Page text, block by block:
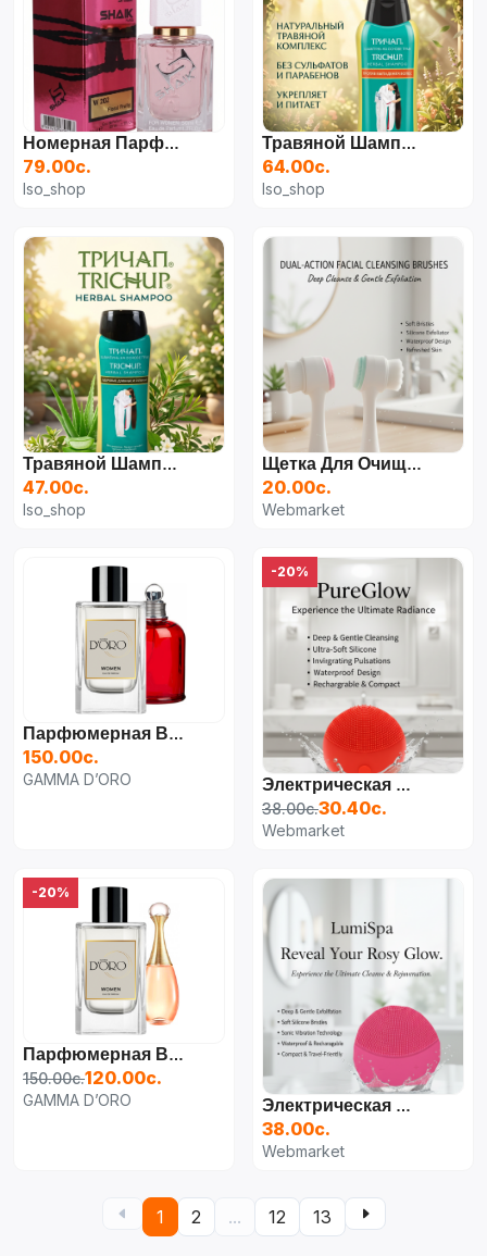
Номерная Парфюмерия Shaik W202 (50 Мл) — Цветочно-Фруктовый Нишевый Аромат
79.00с.
Iso_shop
Травяной Шампунь Trichup (Против Выпадения Волос), 400 Мл
64.00с.
Iso_shop
Травяной Шампунь Trichup (Здоровые, Длинные И Сильные Волосы), 200 Мл
47.00с.
Iso_shop
Щетка Для Очищения Лица
20.00с.
Webmarket
Парфюмерная Вода Для Женщин Cacharel Amor Amor,
150.00с.
GAMMA D’ORO
-20%
Электрическая Щеточка/Массажер Для Лица
38.00с.30.40с.
Webmarket
-20%
Парфюмерная Вода Для Женщин Christian Dior J'adore,
150.00с.120.00с.
GAMMA D’ORO Электрическая Щеточка/Массажер Для Лица Polo Smart
38.00с.
Webmarket
1 2 ... 12 13